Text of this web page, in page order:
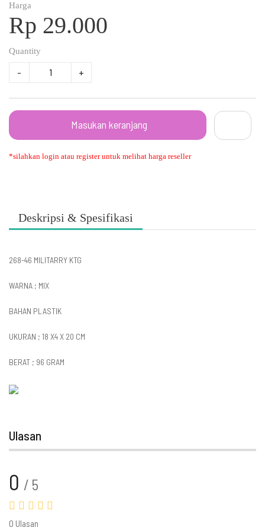
Harga
Rp 29.000
Quantity
- +
Masukan keranjang
*silahkan login atau register untuk melihat harga reseller
Deskripsi & Spesifikasi
268-46 MILITARRY KTG
WARNA ; MIX
BAHAN PLASTIK
UKURAN ; 18 X4 X 20 CM
BERAT ; 96 GRAM
Ulasan
0 / 5
0 Ulasan